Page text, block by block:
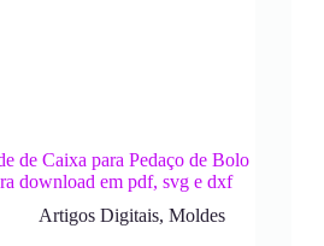
de Caixa para Pedaço de Bolo
download em pdf, svg e dxf
Artigos Digitais, Moldes